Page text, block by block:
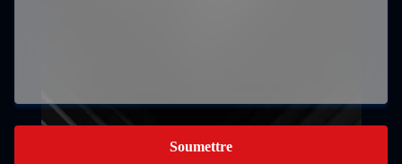
Soumettre